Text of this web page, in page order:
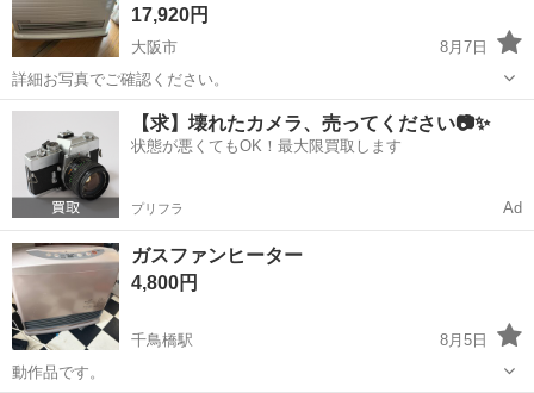
17,920円
大阪市
8月7日
詳細お写真でご確認ください。
大阪 大阪市 季節、空調家電
【求】壊れたカメラ、売ってください📷✨
状態が悪くてもOK！最大限買取します
プリフラ Ad
ガスファンヒーター
4,800円
千鳥橋駅
8月5日
動作品です。